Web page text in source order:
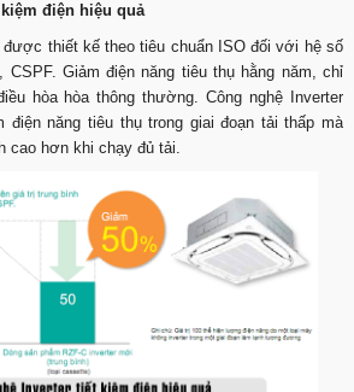
điện hiệu quả
được thiết kế theo tiêu chuẩn ISO đối với hệ số
CSPF. Giảm điện năng tiêu thụ hằng năm, chỉ
hòa hòa thông thường. Công nghệ Inverter
điện năng tiêu thụ trong giai đoạn tải thấp mà
cao hơn khi chạy đủ tải.